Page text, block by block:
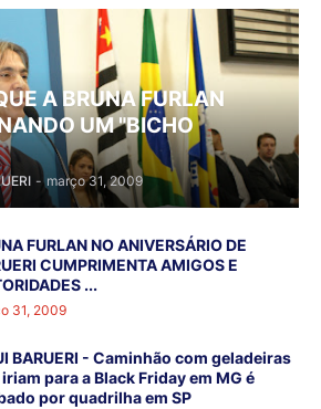
A BRUNA FURLAN
UM "BICHO
- março 31, 2009
FURLAN NO ANIVERSÁRIO DE
CUMPRIMENTA AMIGOS E
...
31, 2009
BARUERI - Caminhão com geladeiras
para a Black Friday em MG é
por quadrilha em SP